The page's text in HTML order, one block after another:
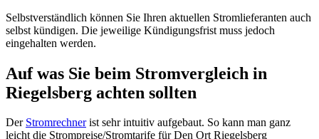
Selbstverständlich können Sie Ihren aktuellen Stromlieferanten auch
selbst kündigen. Die jeweilige Kündigungsfrist muss jedoch
eingehalten werden.
Auf was Sie beim Stromvergleich in
Riegelsberg achten sollten
Der Stromrechnerist sehr intuitiv aufgebaut. So kann man ganz
leicht die Strompreise/Stromtarife für Den Ort Riegelsberg